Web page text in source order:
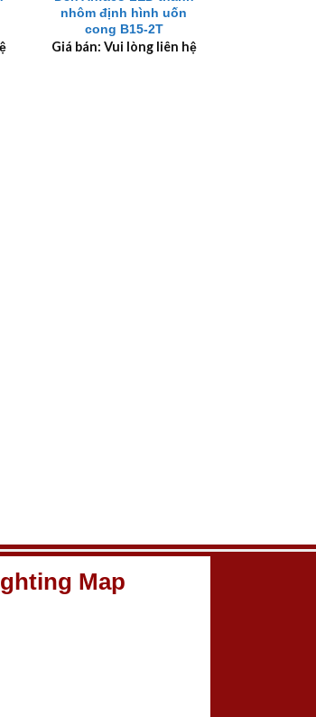
nhôm định hình uốn
cong B15-2T
Giá bán: Vui lòng liên hệ
Map